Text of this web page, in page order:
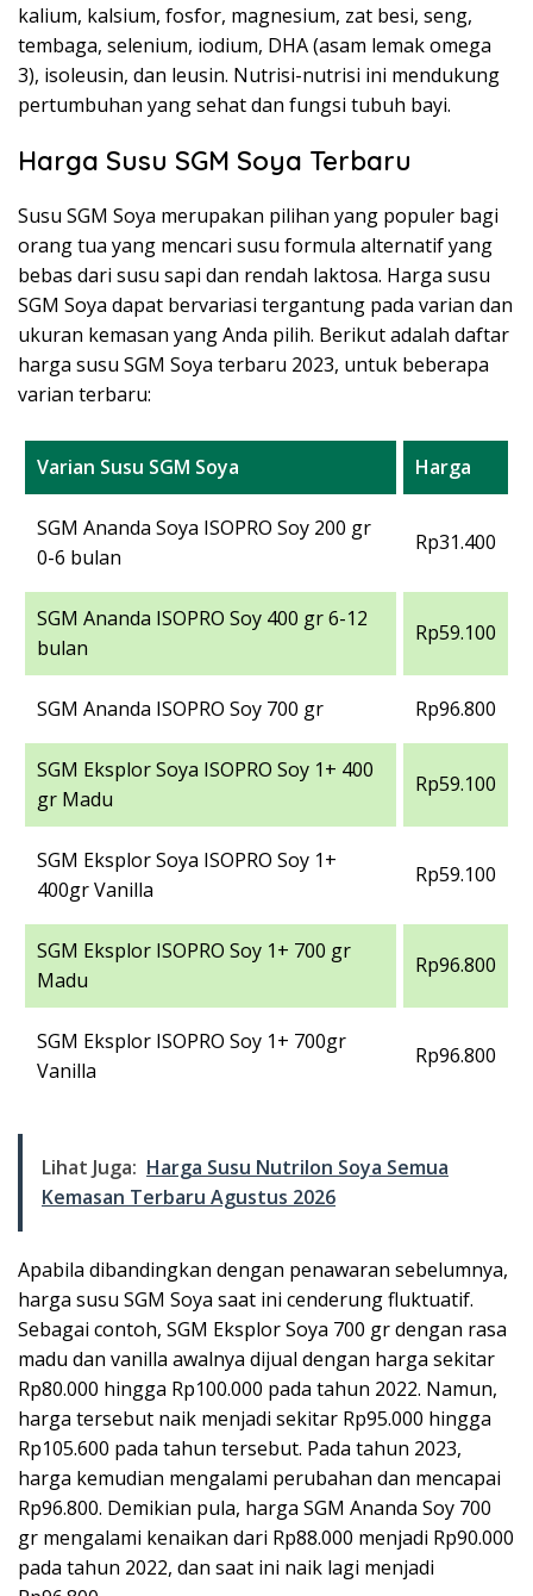
kalium, kalsium, fosfor, magnesium, zat besi, seng,
tembaga, selenium, iodium, DHA (asam lemak omega
3), isoleusin, dan leusin. Nutrisi-nutrisi ini mendukung
pertumbuhan yang sehat dan fungsi tubuh bayi.
Harga Susu SGM Soya Terbaru
Susu SGM Soya merupakan pilihan yang populer bagi
orang tua yang mencari susu formula alternatif yang
bebas dari susu sapi dan rendah laktosa. Harga susu
SGM Soya dapat bervariasi tergantung pada varian dan
ukuran kemasan yang Anda pilih. Berikut adalah daftar
harga susu SGM Soya terbaru 2023, untuk beberapa
varian terbaru:
Varian Susu SGM Soya Harga
SGM Ananda Soya ISOPRO Soy 200 gr
0-6 bulan
Rp31.400
SGM Ananda ISOPRO Soy 400 gr 6-12
bulan
Rp59.100
SGM Ananda ISOPRO Soy 700 gr Rp96.800
SGM Eksplor Soya ISOPRO Soy 1+ 400
gr Madu
Rp59.100
SGM Eksplor Soya ISOPRO Soy 1+
400gr Vanilla
Rp59.100
SGM Eksplor ISOPRO Soy 1+ 700 gr
Madu
Rp96.800
SGM Eksplor ISOPRO Soy 1+ 700gr
Vanilla
Rp96.800
Lihat Juga: Harga Susu Nutrilon Soya Semua
Kemasan Terbaru Agustus 2026
Apabila dibandingkan dengan penawaran sebelumnya,
harga susu SGM Soya saat ini cenderung fluktuatif.
Sebagai contoh, SGM Eksplor Soya 700 gr dengan rasa
madu dan vanilla awalnya dijual dengan harga sekitar
Rp80.000 hingga Rp100.000 pada tahun 2022. Namun,
harga tersebut naik menjadi sekitar Rp95.000 hingga
Rp105.600 pada tahun tersebut. Pada tahun 2023,
harga kemudian mengalami perubahan dan mencapai
Rp96.800. Demikian pula, harga SGM Ananda Soy 700
gr mengalami kenaikan dari Rp88.000 menjadi Rp90.000
pada tahun 2022, dan saat ini naik lagi menjadi